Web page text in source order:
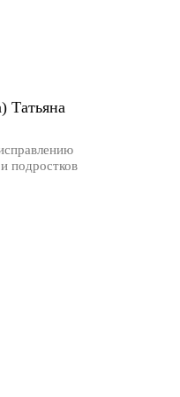
Татьяна
подростков